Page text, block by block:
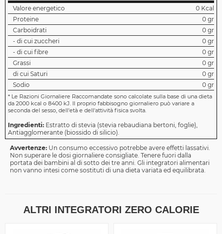
Valore energetico
0 Kcal
Proteine
0 gr
Carboidrati
0 gr
- di cui zuccheri
0 gr
- di cui fibre
0 gr
Grassi
0 gr
di cui Saturi
0 gr
Sodio
0 gr
* Le Razioni Giornaliere Raccomandate sono calcolate sulla base di una dieta
da 2000 kcal o 8400 kJ. Il proprio fabbisogno giornaliero può variare a
seconda del sesso, dell'età e dell'attività fisica svolta.
Ingredienti: Estratto di stevia (stevia rebaudiana bertoni, foglie),
Antiagglomerante (biossido di silicio).
Avvertenze: Un consumo eccessivo potrebbe avere effetti lassativi.
Non superare le dosi giornaliere consigliate. Tenere fuori dalla
portata dei bambini al di sotto dei tre anni. Gli integratori alimentari
non vanno intesi come sostituti di una dieta variata ed equilibrata.
ALTRI INTEGRATORI ZERO CALORIE